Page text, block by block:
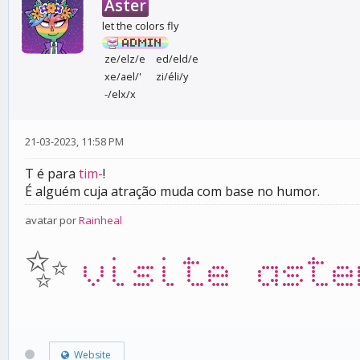
Aster
let the colors fly
ze/elz/e
ed/eld/e
xe/ael/'
zi/éli/y
-/elx/x
21-03-2023, 11:58 PM
T é para tim-!
É alguém cuja atração muda com base no humor.
avatar porRainheal
✨ visite
Website